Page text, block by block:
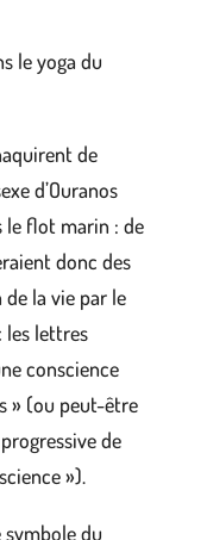
le yoga du
de
d’Ouranos
le flot marin : de
donc des
la vie par le
les lettres
conscience
» (ou peut-être
de
»).
symbole du